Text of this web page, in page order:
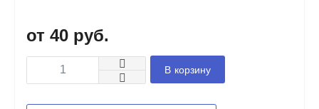
40 руб.
В корзину